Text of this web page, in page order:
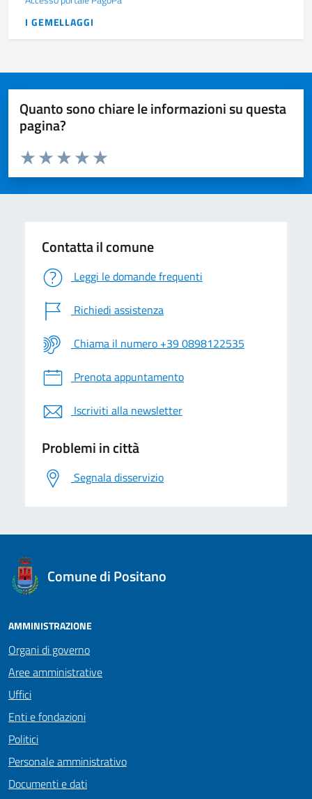
I GEMELLAGGI
Quanto sono chiare le informazioni su questa
pagina?
Valuta da 1 a 5 stelle la pagina
Valuta 5 stelle su 5
Valuta 4 stelle su 5
Valuta 3 stelle su 5
Valuta 2 stelle su 5
Valuta 1 stelle su 5
Contatta il comune
Leggi le domande frequenti
Richiedi assistenza
Chiama il numero +39 0898122535
Prenota appuntamento
Iscriviti alla newsletter
Problemi in città
Segnala disservizio
logo Unione Europea
Comune di Positano
AMMINISTRAZIONE
Organi di governo
Aree amministrative
Uffici
Enti e fondazioni
Politici
Personale amministrativo
Documenti e dati